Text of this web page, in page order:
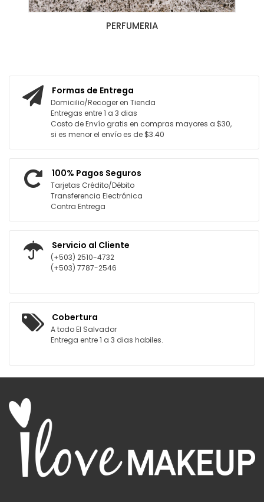
PERFUMERIA
Formas de Entrega
Domicilio/Recoger en Tienda
Entregas entre 1 a 3 dias
Costo de Envío gratis en compras mayores a $30,
si es menor el envío es de $3.40
100% Pagos Seguros
Tarjetas Crédito/Débito
Transferencia Electrónica
Contra Entrega
Servicio al Cliente
(+503) 2510-4732
(+503) 7787-2546
Cobertura
A todo El Salvador
Entrega entre 1 a 3 dias habiles.